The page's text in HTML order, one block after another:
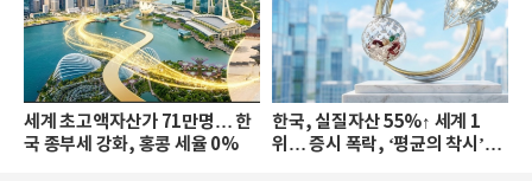
세계 초고액자산가 71만명… 한
국 종부세 강화, 홍콩 세율 0%
한국, 실질자산 55%↑ 세계 1
위… 증시 폭락, ‘평균의 착시’와